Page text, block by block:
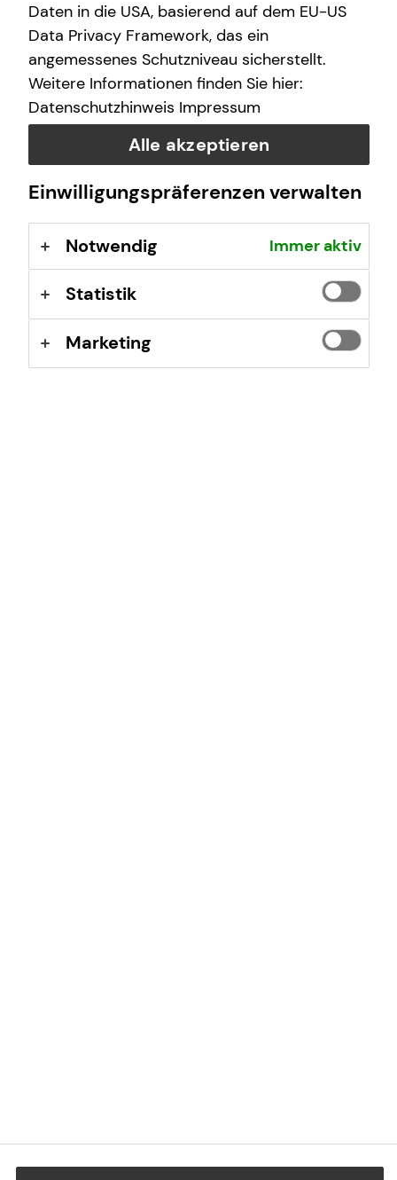
Nachricht
Ich habe die Informationen zumDatenschutz
gelesen
und bin damit einverstanden.
Ich bin damit einverstanden, dass mich tecis bzw.
selbstständige Vertriebspartner von tecis aufgrund
meiner obigen Anfrage kontaktieren dürfen. Diese
Fax, E-Mail) ohne Angaben von Gründen bei der
Firma tecis Finanzdienstleistungen AG, Alter
Daten in die USA, basierend auf dem EU-US
Data Privacy Framework, das ein
angemessenes Schutzniveau sicherstellt.
Weitere Informationen finden Sie hier:
Datenschutzhinweis Impressum
Alle akzeptieren
Einwilligungspräferenzen verwalten
Notwendig Immer aktiv
Statistik
Marketing